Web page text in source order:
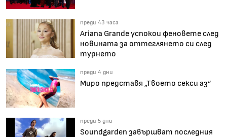
преди 43 часа
Ariana Grande успокои феновете след
новината за оттеглянето си след
турнето
преди 4 дни
Миро представя „Твоето секси аз“
преди 5 дни
Soundgarden завършват последния